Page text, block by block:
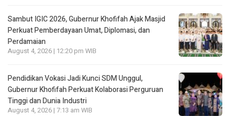
Sambut IGIC 2026, Gubernur Khofifah Ajak Masjid
Perkuat Pemberdayaan Umat, Diplomasi, dan
Perdamaian
August 4, 2026 | 12:20 pm WIB
Pendidikan Vokasi Jadi Kunci SDM Unggul,
Gubernur Khofifah Perkuat Kolaborasi Perguruan
Tinggi dan Dunia Industri
August 4, 2026 | 7:13 am WIB